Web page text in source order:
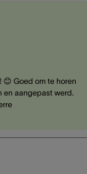
Goed om te horen
en aangepast werd.